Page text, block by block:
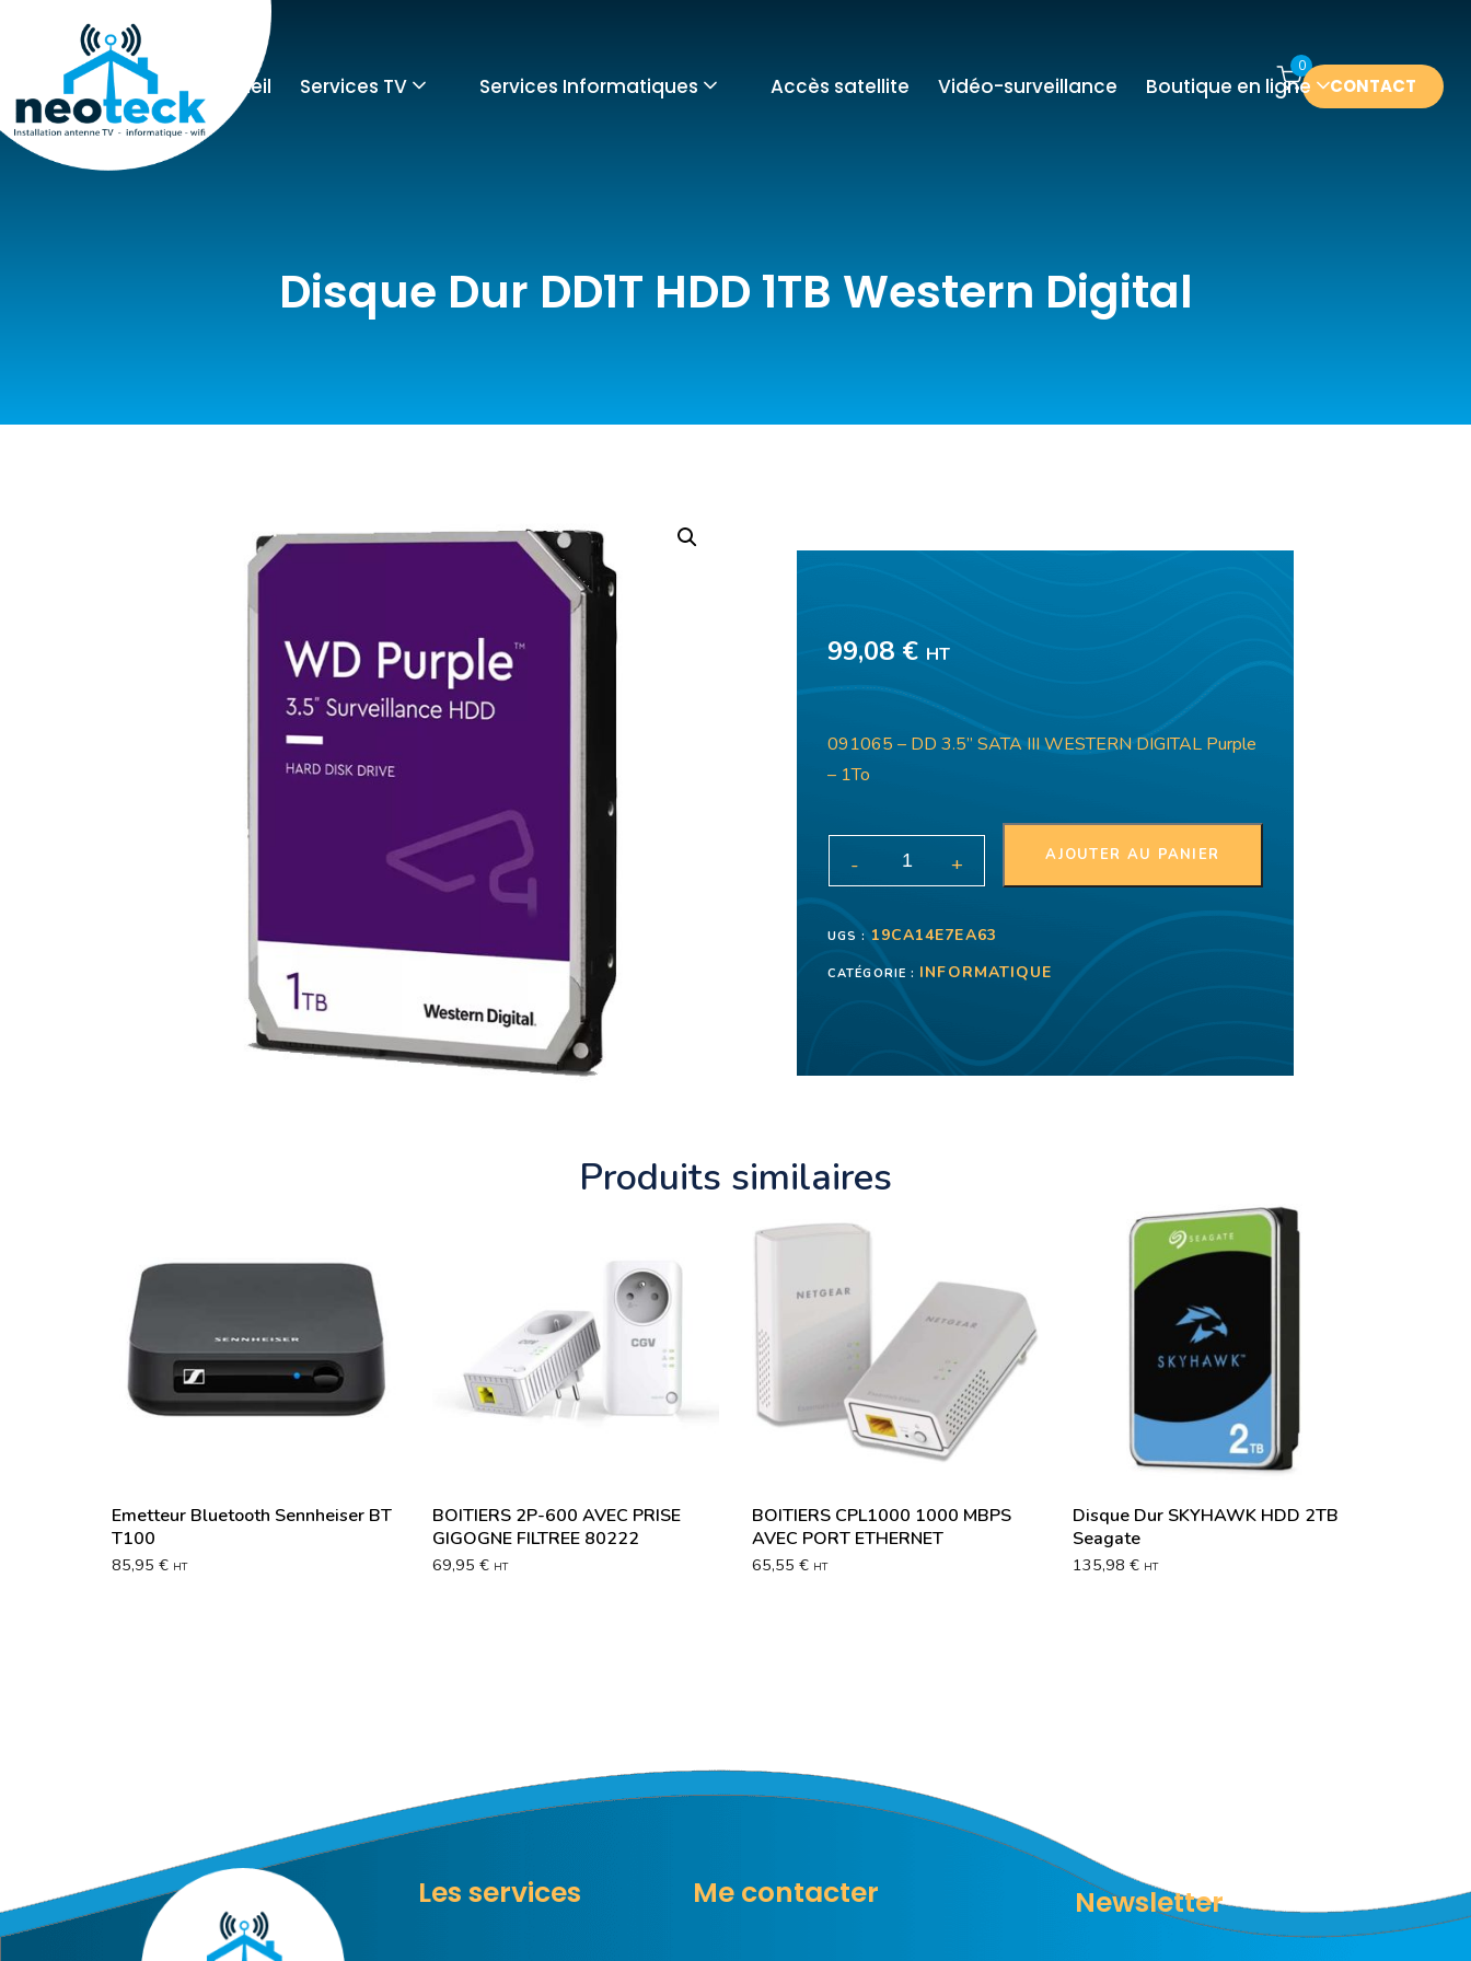
Accueil Services TV Services Informatiques Accès satellite Vidéo-surveillance Boutique en ligne
0
CONTACT
Disque Dur DD1T HDD 1TB Western Digital
99,08 € HT
091065 – DD 3.5” SATA III WESTERN DIGITAL Purple
– 1To
AJOUTER AU PANIER
UGS : 19CA14E7EA63
CATÉGORIE : INFORMATIQUE
Produits similaires
Emetteur Bluetooth Sennheiser BT
T100
85,95 € HT
BOITIERS 2P-600 AVEC PRISE
GIGOGNE FILTREE 80222
69,95 € HT
BOITIERS CPL1000 1000 MBPS
AVEC PORT ETHERNET
65,55 € HT
Disque Dur SKYHAWK HDD 2TB
Seagate
135,98 € HT
Les services Me contacter Newsletter